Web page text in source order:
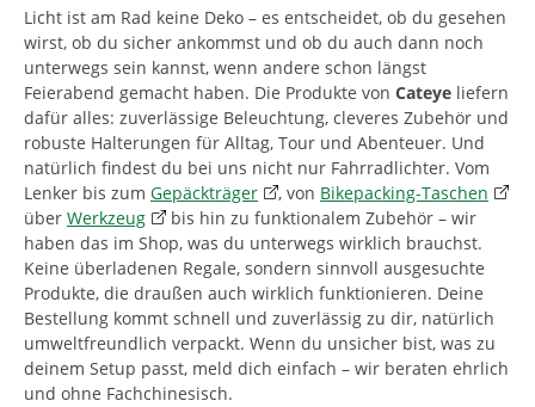
Licht ist am Rad keine Deko – es entscheidet, ob du gesehen
wirst, ob du sicher ankommst und ob du auch dann noch
unterwegs sein kannst, wenn andere schon längst
Feierabend gemacht haben. Die Produkte von Cateye liefern
dafür alles: zuverlässige Beleuchtung, cleveres Zubehör und
robuste Halterungen für Alltag, Tour und Abenteuer. Und
natürlich findest du bei uns nicht nur Fahrradlichter. Vom
Lenker bis zum Gepäckträger , von Bikepacking-Taschen
über Werkzeug
bis hin zu funktionalem Zubehör – wir
haben das im Shop, was du unterwegs wirklich brauchst.
Keine überladenen Regale, sondern sinnvoll ausgesuchte
Produkte, die draußen auch wirklich funktionieren. Deine
Bestellung kommt schnell und zuverlässig zu dir, natürlich
umweltfreundlich verpackt. Wenn du unsicher bist, was zu
deinem Setup passt, meld dich einfach – wir beraten ehrlich
und ohne Fachchinesisch.